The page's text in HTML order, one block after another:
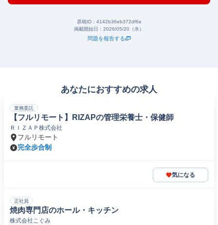
原稿ID： 4142b36eb372df6e
掲載開始日： 2026/05/20（水）
問題を報告する
あなたにおすすめの求人
業務委託
【フルリモート】RIZAPの管理栄養士・保健師
ＲＩＺＡＰ株式会社
フルリモート
完全歩合制
気になる
正社員
焼肉専門店のホール・キッチン
株式会社こぐみ